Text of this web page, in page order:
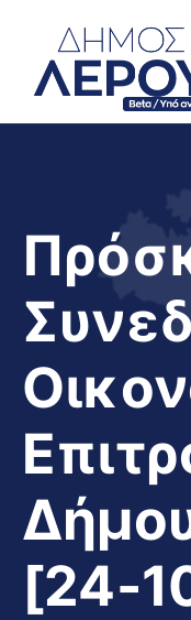
Αρχική
Διαφάνεια
Το
Νησί
Μας
[24-